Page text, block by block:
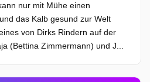
nur mit Mühe einen
das Kalb gesund zur Welt
von Dirks Rindern auf der
(Bettina Zimmermann) und J...